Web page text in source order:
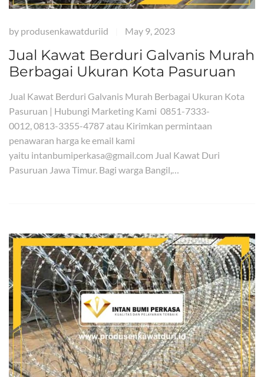
by produsenkawatduriid May 9, 2023
Jual Kawat Berduri Galvanis Murah
Berbagai Ukuran Kota Pasuruan
Jual Kawat Berduri Galvanis Murah Berbagai Ukuran Kota
Pasuruan | Hubungi Marketing Kami 0851-7333-
0012, 0813-3355-4787 atau Kirimkan permintaan
penawaran harga ke email kami
yaitu intanbumiperkasa@gmail.com Jual Kawat Duri
Pasuruan Jawa Timur. Bagi warga Bangil,…